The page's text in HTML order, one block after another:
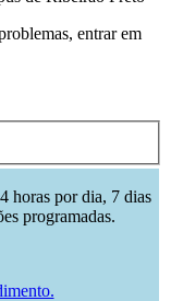
entrar em
horas por dia, 7 dias
programadas.